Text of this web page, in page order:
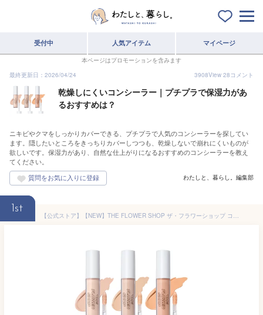
受付中 人気アイテム マイページ
本ページはプロモーションを含みます
最終更新日：2026/04/24
3908View 28コメント
乾燥しにくいコンシーラー｜プチプラで保湿力があ
るおすすめは？
ニキビやクマをしっかりカバーできる、プチプラで人気のコンシーラーを探してい
ます。隠したいところをきっちりカバーしつつも、乾燥しないで崩れにくいものが
欲しいです。保湿力があり、自然な仕上がりになるおすすめのコンシーラーを教え
てください。
わたしと、暮らし。編集部
1st
【公式ストア】【NEW】THE FLOWER SHOP ザ・フラワーショップ コンシーラーSPF40／PA++++ ベースメイク 毛穴 毛穴カバー 化粧品 コスメ メイク